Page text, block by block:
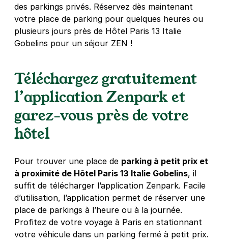
Paris - Pitié Salpêtrière - Chevaleret
23 ter rue Bruant
75013Paris
2,50 €/heure,23 €/jour,65 €/semaine (tarifs dégressifs)
Réserver
+ Abonnements disponibles
Clisson
70 rue Clisson
Paris
4,6
(330 avis)
2,50 € /heure,20 €/jour, 65 €/semaine(tarifs dégressifs)
Réserver
+ Abonnements disponibles
des parkings privés. Réservez dès maintenant
votre place de parking pour quelques heures ou
plusieurs jours près de Hôtel Paris 13 Italie
Gobelins pour un séjour ZEN !
Téléchargez gratuitement
l’application Zenpark et
garez-vous près de votre
hôtel
Pour trouver une place de parking à petit prix et
à proximité de Hôtel Paris 13 Italie Gobelins, il
suffit de télécharger l’application Zenpark. Facile
d’utilisation, l’application permet de réserver une
place de parkings à l’heure ou à la journée.
Profitez de votre voyage à Paris en stationnant
votre véhicule dans un parking fermé à petit prix.